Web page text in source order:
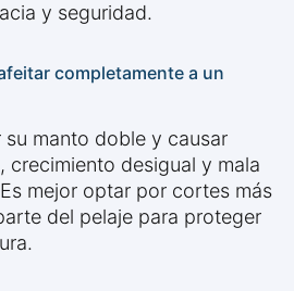
y seguridad.
completamente a un
manto doble y causar
crecimiento desigual y mala
mejor optar por cortes más
del pelaje para proteger